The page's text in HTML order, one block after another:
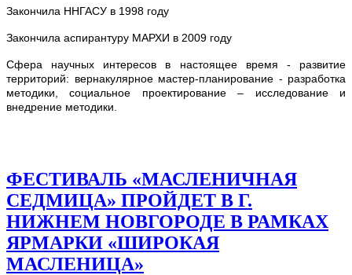
Закончила ННГАСУ в 1998 году
Закончила аспирантуру МАРХИ в 2009 году
Сфера научных интересов в настоящее время - развитие
территорий: вернакулярное мастер-планирование - разработка
методики, социальное проектирование – исследование и
внедрение методики.
ФЕСТИВАЛЬ «МАСЛЕНИЧНАЯ
СЕДМИЦА» ПРОЙДЕТ В Г.
НИЖНЕМ НОВГОРОДЕ В РАМКАХ
ЯРМАРКИ «ШИРОКАЯ
МАСЛЕНИЦА»